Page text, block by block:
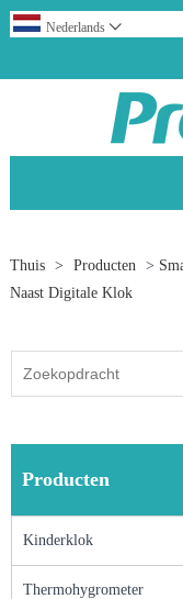
Nederlands 
Thuis > Producten >
Naast Digitale Klok
Producten
Kinderklok
Thermohygrometer